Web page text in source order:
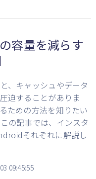
容量を減らす
、キャッシュやデータ
迫することがありま
ための方法を知りたい
の記事では、インスタ
それぞれに解説し
09:45:55